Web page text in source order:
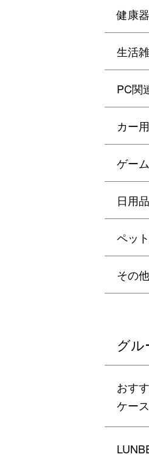
健康
生活
PC関
カー
ゲーム
日用
ペッ
その他
グル
おす
ケー